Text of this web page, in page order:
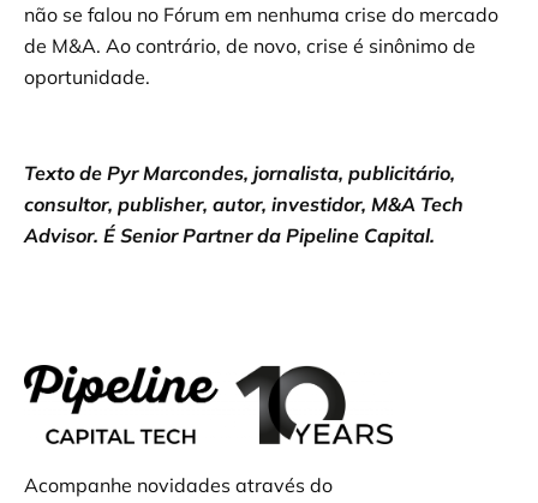
não se falou no Fórum em nenhuma crise do mercado
de M&A. Ao contrário, de novo, crise é sinônimo de
oportunidade.
Texto de Pyr Marcondes, jornalista, publicitário,
consultor, publisher, autor, investidor, M&A Tech
Advisor. É Senior Partner da Pipeline Capital.
Acompanhe novidades através do